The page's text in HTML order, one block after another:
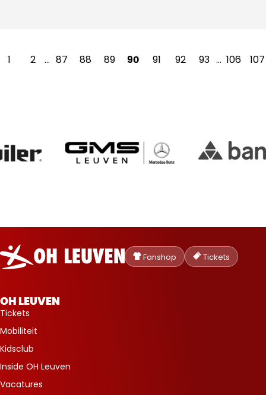
1 2 … 87 88 89 90 91 92 93 … 106 107
Oud-
Heverlee
Leuven
Fanshop Tickets
OH LEUVEN
Tickets
Mobiliteit
Kidsclub
Inside OH Leuven
Vacatures